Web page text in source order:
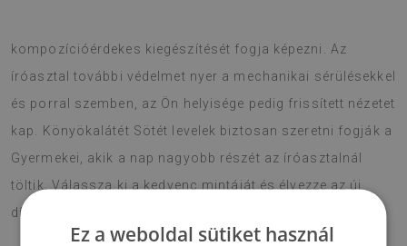
kompozícióérdekes kiegészítését fogja képezni. Az
íróasztal további védelmet nyer a mechanikai sérülésekkel
és porral szemben, az Ön helyisége pedig frissített nézetet
kap. Könyökalátét Sötét levelek biztosan szeretni fogják a
Gyermekei, akik a nap nagyobb részét az íróasztalnál
töltik. Válassza ki a kedvenc mintáját és élvezze az új
díszítést hosszú időn keresztül.
Ez a weboldal sütiket használ